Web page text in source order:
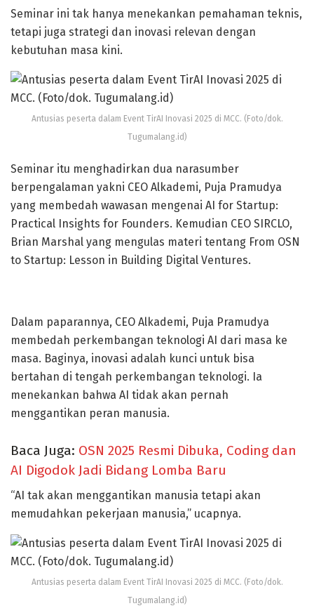
Seminar ini tak hanya menekankan pemahaman teknis,
tetapi juga strategi dan inovasi relevan dengan
kebutuhan masa kini.
Antusias peserta dalam Event TirAI Inovasi 2025 di MCC. (Foto/dok.
Tugumalang.id)
Seminar itu menghadirkan dua narasumber
berpengalaman yakni CEO Alkademi, Puja Pramudya
yang membedah wawasan mengenai AI for Startup:
Practical Insights for Founders. Kemudian CEO SIRCLO,
Brian Marshal yang mengulas materi tentang From OSN
to Startup: Lesson in Building Digital Ventures.
Dalam paparannya, CEO Alkademi, Puja Pramudya
membedah perkembangan teknologi AI dari masa ke
masa. Baginya, inovasi adalah kunci untuk bisa
bertahan di tengah perkembangan teknologi. Ia
menekankan bahwa AI tidak akan pernah
menggantikan peran manusia.
Baca Juga: OSN 2025 Resmi Dibuka, Coding dan
AI Digodok Jadi Bidang Lomba Baru
“AI tak akan menggantikan manusia tetapi akan
memudahkan pekerjaan manusia,” ucapnya.
Antusias peserta dalam Event TirAI Inovasi 2025 di MCC. (Foto/dok.
Tugumalang.id)